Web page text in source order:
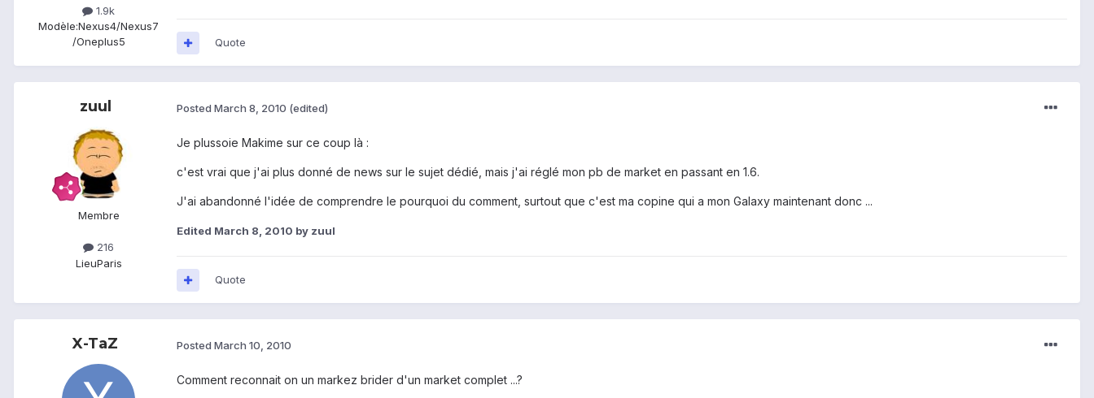
1.9k
Modèle:Nexus4/Nexus7
/Oneplus5
Quote
zuul
Membre
216
LieuParis
Posted March 8, 2010 (edited)
Je plussoie Makime sur ce coup là :
c'est vrai que j'ai plus donné de news sur le sujet dédié, mais j'ai réglé mon pb de market en passant en 1.6.
J'ai abandonné l'idée de comprendre le pourquoi du comment, surtout que c'est ma copine qui a mon Galaxy maintenant donc ...
Edited March 8, 2010 by zuul
Quote
X-TaZ Posted March 10, 2010
Comment reconnait on un markez brider d'un market complet ...?